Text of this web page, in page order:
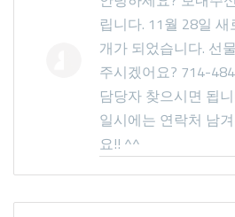
립니다. 11월 28일
개가 되었습니다. 선
주시겠어요? 714-
담당자 찾으시면 됩
일시에는 연락처 남
요!! ^^